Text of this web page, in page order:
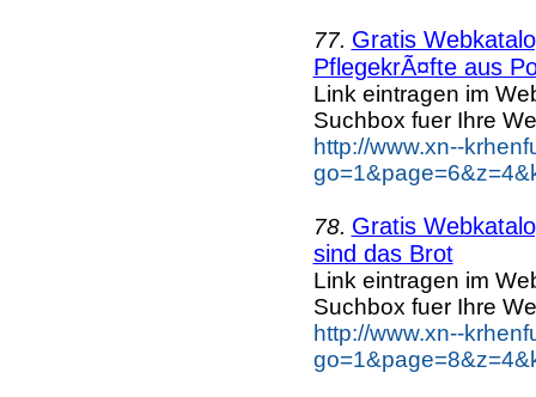
77. Gratis
PflegekrÃ¤fte aus
Link eintragen im
Suchbox fuer Ihre
http://www.xn--
78. Gratis
sind das Brot
Link eintragen im
Suchbox fuer Ihre
http://www.xn--